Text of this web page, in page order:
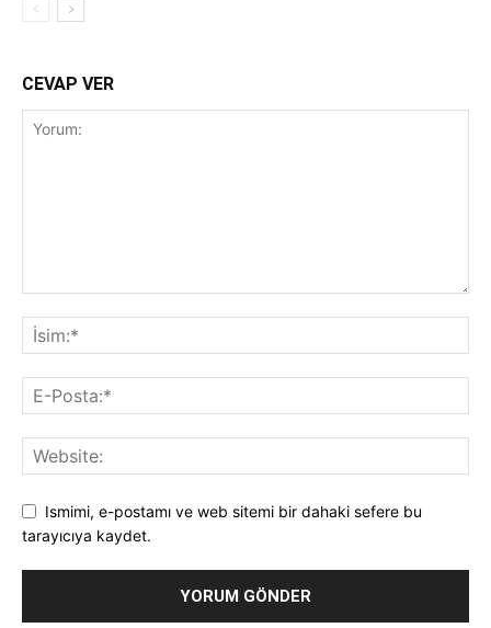
CEVAP VER
Ismimi, e-postamı ve web sitemi bir dahaki sefere bu
tarayıcıya kaydet.